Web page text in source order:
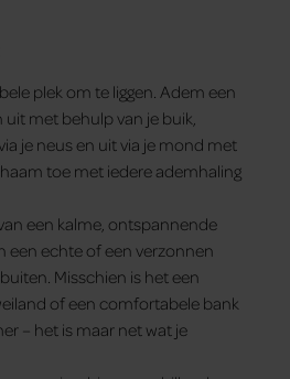
plek om te liggen. Adem een
uit met behulp van je buik,
je neus en uit via je mond met
toe met iedere ademhaling
een kalme, ontspannende
een echte of een verzonnen
Misschien is het een
of een comfortabele bank
– het is maar net wat je